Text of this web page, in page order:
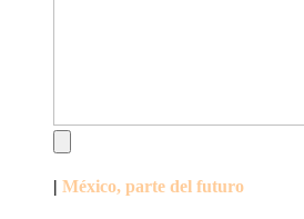
| México, parte del futuro